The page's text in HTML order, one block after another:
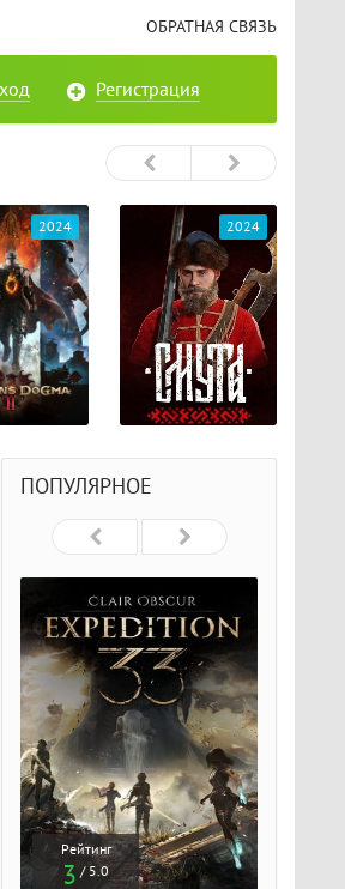
ОБРАТНАЯ СВЯЗЬ
Регистрация
2024 2024
ПОПУЛЯРНОЕ
Рейтинг
3 / 5.0